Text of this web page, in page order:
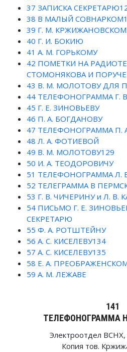
37 ЗАПИСКА
38 В МАЛЫЙ
39 Г. М.
40 Г. И. БОКИЮ
41 А. М. ГОРЬКОМУ
42 ПОМЕТКИ НА
СТОМОНЯКОВА И
43 В. М. МОЛОТОВУ ДЛЯ
44 ТЕЛЕФОНОГРАММА Г.
45 Г. Е. ЗИНОВЬЕВУ
46 П. А. БОГДАНОВУ
47 ТЕЛЕФОНОГРАММА П.
48 Л. А. ФОТИЕВОЙ
49 В. М. МОЛОТОВУ129
50 И. А. ТЕОДОРОВИЧУ
51 ТЕЛЕФОНОГРАММА Л.
52 ТЕЛЕГРАММА В
53 Г. В. ЧИЧЕРИНУ и Л. В.
54 ПИСЬМО Г. Е.
СЕКРЕТАРЮ
55 Ф. А. РОТШТЕЙНУ
56 А. С. КИСЕЛЕВУ134
57 А. С. КИСЕЛЕВУ135
58 Е. А.
59 А. М. ЛЕЖАВЕ
141
ТЕЛЕФОНОГРАММА
Электроотдел
Копия тов.